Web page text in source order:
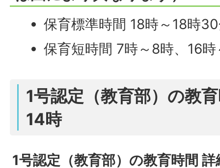
保育標準時間 18時～18時
保育短時間 7時～8時、16
1号認定（教育部）の教
14時
1号認定（教育部）の教育時間 詳